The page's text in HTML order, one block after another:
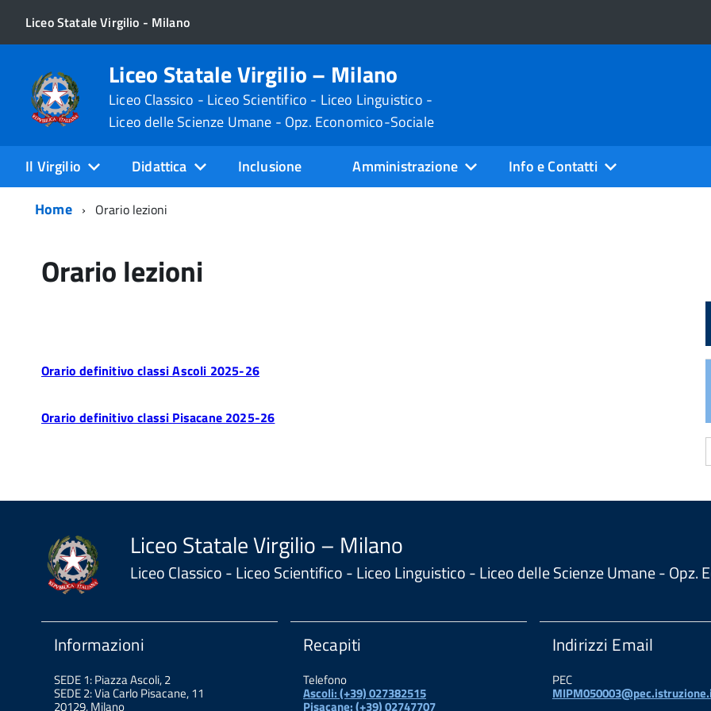
Liceo Statale Virgilio - Milano
Liceo Statale Virgilio – Milano
Liceo Classico - Liceo Scientifico - Liceo Linguistico -
Liceo delle Scienze Umane - Opz. Economico-Sociale
Il Virgilio Didattica Inclusione Amministrazione
Info e Contatti
Home
Orario lezioni
Orario lezioni
Orario definitivo classi Ascoli 2025-26
Orario definitivo classi Pisacane 2025-26
Liceo Statale Virgilio – Milano
Liceo Classico - Liceo Scientifico - Liceo Linguistico - Liceo delle Scienze Umane - Opz.
Informazioni
SEDE 1: Piazza Ascoli, 2
SEDE 2: Via Carlo Pisacane, 11
20129, Milano
Recapiti
Telefono
Ascoli: (+39) 027382515
Pisacane: (+39) 02747707
Indirizzi Email
PEC